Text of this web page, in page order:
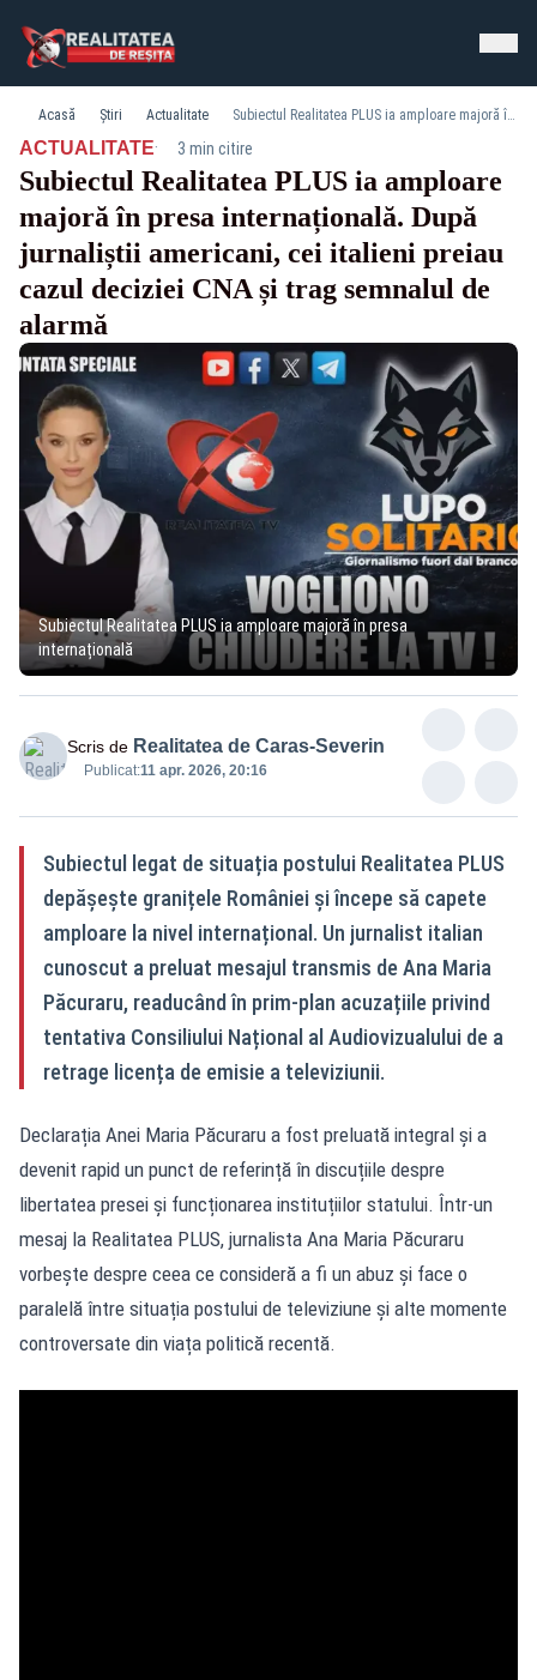
Acasă Știri Actualitate Subiectul Realitatea PLUS ia amploare majoră în presa internațională. După jurnaliștii americani, cei italieni preiau cazul deciziei CNA și trag semnalul de alarmă
ACTUALITATE· 3 min citire
Subiectul Realitatea PLUS ia amploare
majoră în presa internațională. După
jurnaliștii americani, cei italieni preiau
cazul deciziei CNA și trag semnalul de
alarmă
Subiectul Realitatea PLUS ia amploare majoră în presa
internațională
Scris de Realitatea de Caras-Severin
Publicat:11 apr. 2026, 20:16
Subiectul legat de situația postului Realitatea PLUS
depășește granițele României și începe să capete
amploare la nivel internațional. Un jurnalist italian
cunoscut a preluat mesajul transmis de Ana Maria
Păcuraru, readucând în prim-plan acuzațiile privind
tentativa Consiliului Național al Audiovizualului de a
retrage licența de emisie a televiziunii.
Declarația Anei Maria Păcuraru a fost preluată integral și a
devenit rapid un punct de referință în discuțiile despre
libertatea presei și funcționarea instituțiilor statului. Într-un
mesaj la Realitatea PLUS, jurnalista Ana Maria Păcuraru
vorbește despre ceea ce consideră a fi un abuz și face o
paralelă între situația postului de televiziune și alte momente
controversate din viața politică recentă.